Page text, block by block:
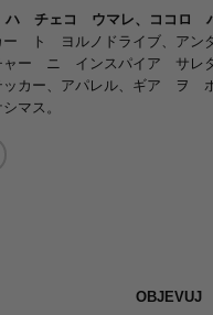
ハ チェコ ウマレ、ココロ
ー ト ヨルノドライブ、ア
ャー ニ インスパイア サレ
カー、アパレル、ギア ヲ
マス。
OBJEVUJ